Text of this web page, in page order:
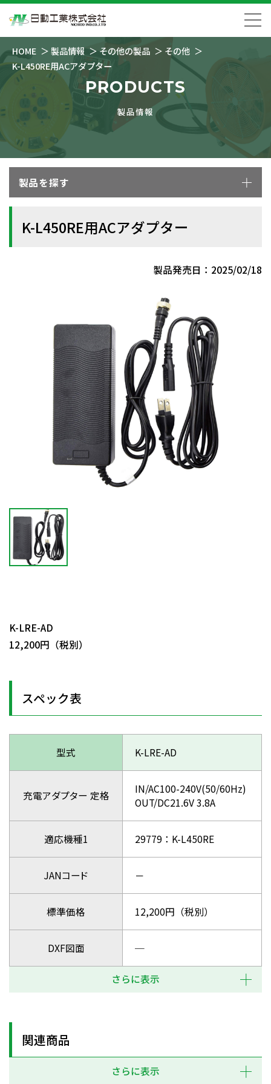
HOME 製品情報 その他の製品
その他
K-L450RE用ACアダプター
PRODUCTS
製品情報
製品を探す
K-L450RE用ACアダプター
製品発売日：2025/02/18
K-LRE-AD
12,200円（税別）
スペック表
型式 K-LRE-AD
充電アダプター 定格
IN/AC100-240V(50/60Hz)
OUT/DC21.6V 3.8A
適応機種1 29779：K-L450RE
JANコード －
標準価格 12,200円（税別）
DXF図面 ─
さらに表示
関連商品
さらに表示